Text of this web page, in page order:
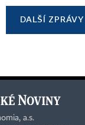
DALŠÍ ZPRÁVY
a.s.